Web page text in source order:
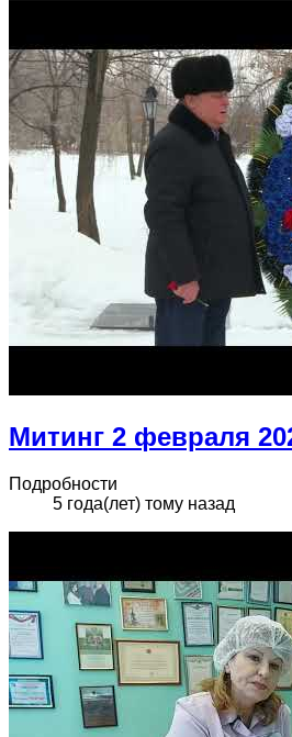
Митинг 2 февраля
Подробности
5 года(лет) тому назад